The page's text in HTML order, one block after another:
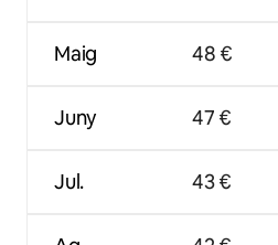
Maig
Juny
Jul.
48 €
47 €
43 €